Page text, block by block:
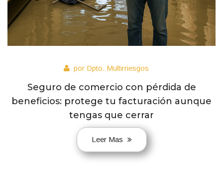
por Dpto. Multirriesgos
Seguro de comercio con pérdida de
beneficios: protege tu facturación aunque
tengas que cerrar
Leer Mas